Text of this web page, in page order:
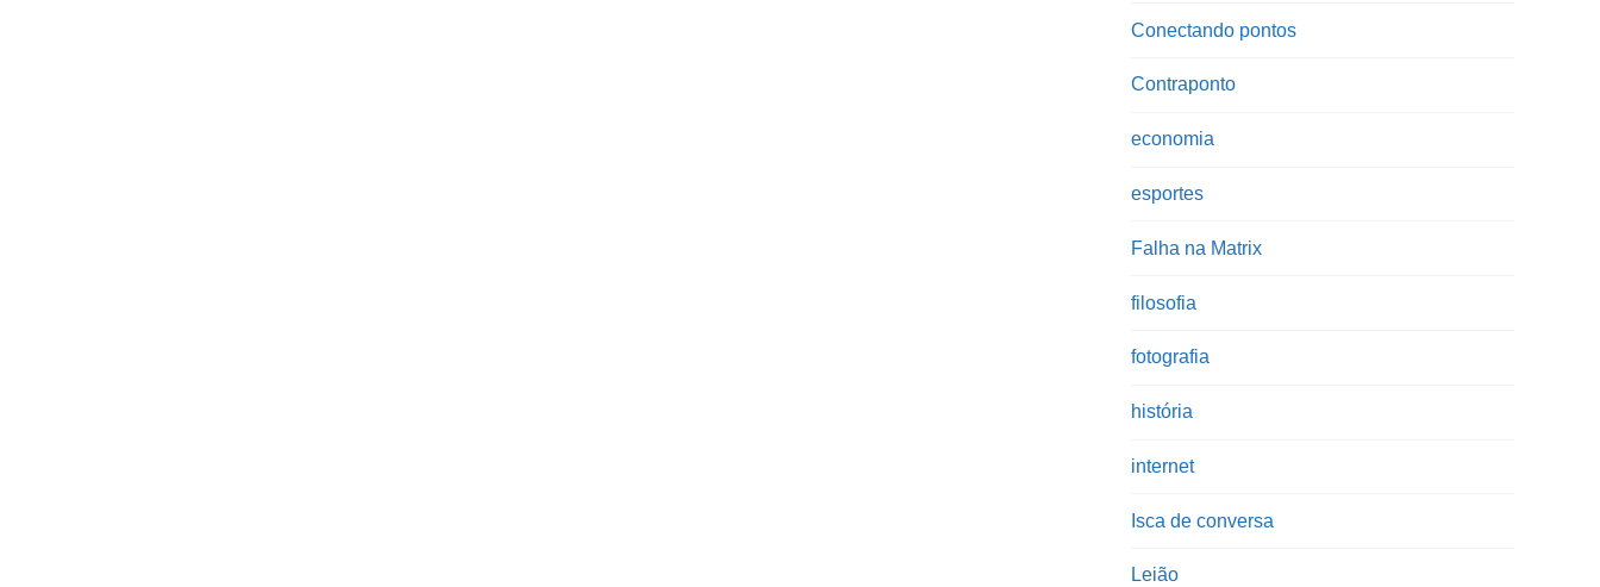
Conectando pontos
Contraponto
economia
esportes
Falha na Matrix
filosofia
fotografia
história
internet
Isca de conversa
Leião